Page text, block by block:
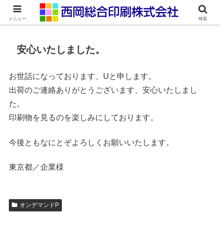
ネット印刷通販・オンデマンド印刷
安心いたしました。
お世話になっております、Uと申します。
出荷のご連絡ありがとうございます、安心いたしまし
た。
印刷物を見るのを楽しみにしております。
今後ともなにとぞよろしくお願いいたします。
東京都／企業様
オンデマンドP
メニュー 検索